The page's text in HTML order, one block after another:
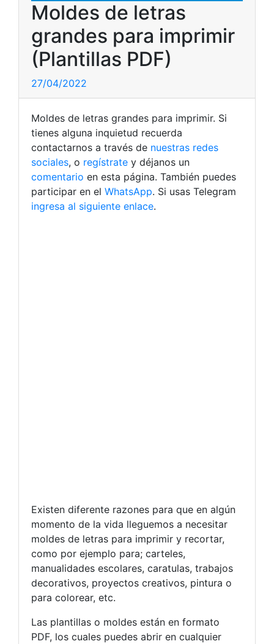
Moldes de letras
grandes para imprimir
(Plantillas PDF)
27/04/2022
Moldes de letras grandes para imprimir. Si
tienes alguna inquietud recuerda
contactarnos a través de nuestras redes
sociales, o regístrate y déjanos un
comentario en esta página. También puedes
participar en el WhatsApp. Si usas Telegram
ingresa al siguiente enlace.
Existen diferente razones para que en algún
momento de la vida lleguemos a necesitar
moldes de letras para imprimir y recortar,
como por ejemplo para; carteles,
manualidades escolares, caratulas, trabajos
decorativos, proyectos creativos, pintura o
para colorear, etc.
Las plantillas o moldes están en formato
PDF, los cuales puedes abrir en cualquier